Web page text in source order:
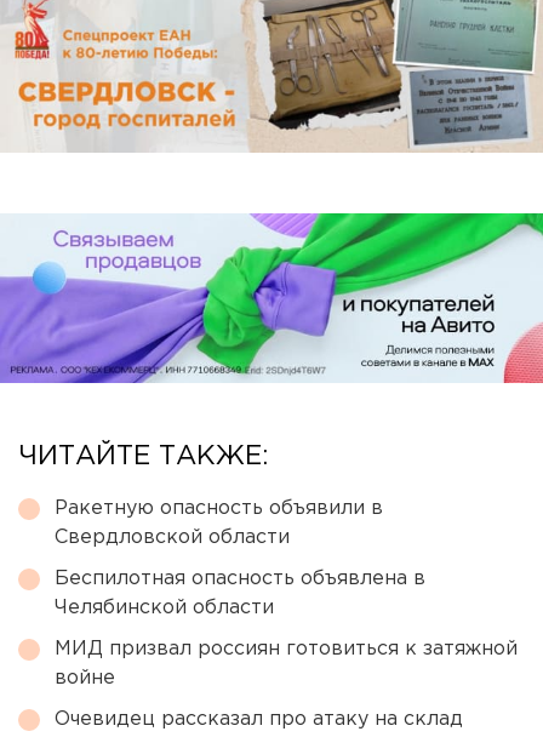
ЧИТАЙТЕ ТАКЖЕ:
Ракетную опасность объявили в
Свердловской области
Беспилотная опасность объявлена в
Челябинской области
МИД призвал россиян готовиться к затяжной
войне
Очевидец рассказал про атаку на склад